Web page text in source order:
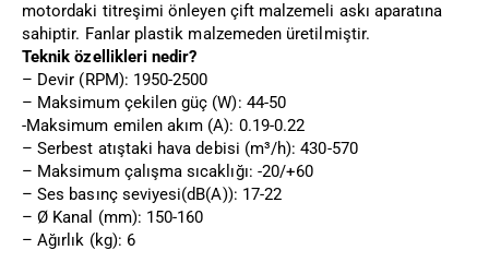
motordaki titreşimi önleyen çift malzemeli askı aparatına
sahiptir. Fanlar plastik malzemeden üretilmiştir.
Teknik özellikleri nedir?
– Devir (RPM): 1950-2500
– Maksimum çekilen güç (W): 44-50
-Maksimum emilen akım (A): 0.19-0.22
– Serbest atıştaki hava debisi (m³/h): 430-570
– Maksimum çalışma sıcaklığı: -20/+60
– Ses basınç seviyesi(dB(A)): 17-22
– Ø Kanal (mm): 150-160
– Ağırlık (kg): 6